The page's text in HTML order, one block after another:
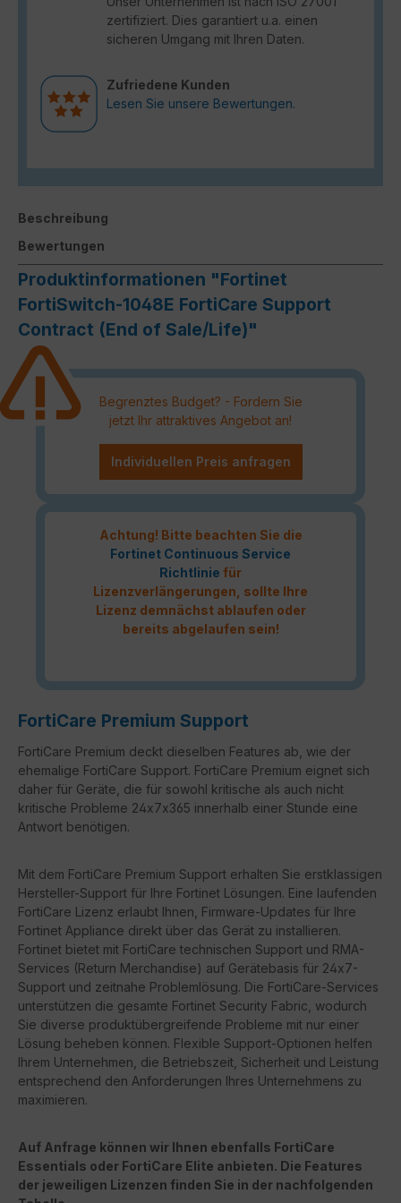
zertifiziert. Dies garantiert u.a. einen
sicheren Umgang mit Ihren Daten.
Zufriedene Kunden
Lesen Sie unsere Bewertungen.
Beschreibung
Bewertungen
Produktinformationen "Fortinet
FortiSwitch-1048E FortiCare Support
Contract (End of Sale/Life)"
Begrenztes Budget? - Fordern Sie
jetzt Ihr attraktives Angebot an!
Individuellen Preis anfragen
Achtung! Bitte beachten Sie die
Fortinet Continuous Service
Richtlinie für
Lizenzverlängerungen, sollte Ihre
Lizenz demnächst ablaufen oder
bereits abgelaufen sein!
FortiCare Premium Support
FortiCare Premium deckt dieselben Features ab, wie der
ehemalige FortiCare Support. FortiCare Premium eignet sich
daher für Geräte, die für sowohl kritische als auch nicht
kritische Probleme 24x7x365 innerhalb einer Stunde eine
Antwort benötigen.
Mit dem FortiCare Premium Support erhalten Sie erstklassigen
Hersteller-Support für Ihre Fortinet Lösungen. Eine laufenden
FortiCare Lizenz erlaubt Ihnen, Firmware-Updates für Ihre
Fortinet Appliance direkt über das Gerät zu installieren.
Fortinet bietet mit FortiCare technischen Support und RMA-
Services (Return Merchandise) auf Gerätebasis für 24x7-
Support und zeitnahe Problemlösung. Die FortiCare-Services
unterstützen die gesamte Fortinet Security Fabric, wodurch
Sie diverse produktübergreifende Probleme mit nur einer
Lösung beheben können. Flexible Support-Optionen helfen
Ihrem Unternehmen, die Betriebszeit, Sicherheit und Leistung
entsprechend den Anforderungen Ihres Unternehmens zu
maximieren.
Auf Anfrage können wir Ihnen ebenfalls FortiCare
Essentials oder FortiCare Elite anbieten. Die Features
der jeweiligen Lizenzen finden Sie in der nachfolgenden